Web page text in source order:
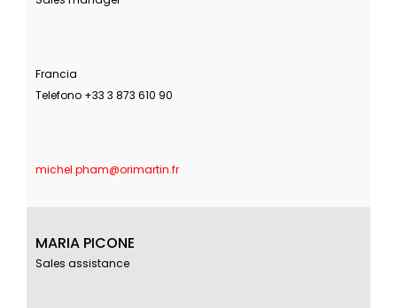
Francia
Telefono +33 3 873 610 90
michel.pham@orimartin.fr
MARIA PICONE
Sales assistance